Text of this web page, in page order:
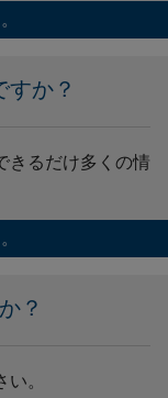
か？
きるだけ多くの情
？
。